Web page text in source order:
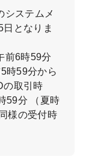
システムメ
となりま
前6時59分
時59分から
の取引時
59分 （夏時
様の受付時